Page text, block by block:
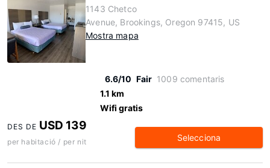
1143 Chetco
Avenue, Brookings, Oregon 97415, US
Mostra mapa
6.6/10 Fair 1009 comentaris
1.1 km
Wifi gratis
DES DE USD 139
per habitació / per nit Selecciona